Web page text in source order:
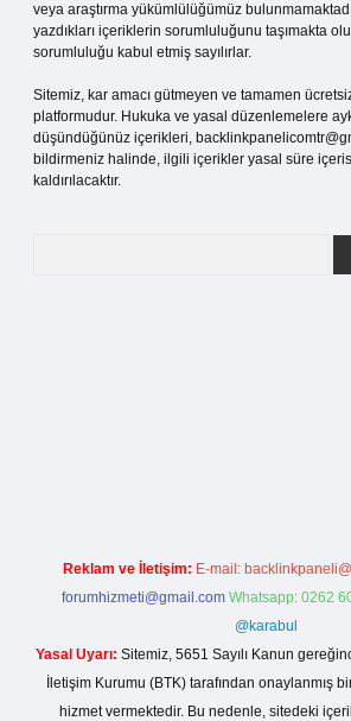
veya araştırma yükümlülüğümüz
yazdıkları içeriklerin sorumluluğunu taşımakta
sorumluluğu kabul etmiş sayılırlar.
Sitemiz, kar amacı gütmeyen ve tamamen
platformudur. Hukuka ve yasal düzenlemelere
düşündüğünüz içerikleri,
bildirmeniz halinde, ilgili içerikler yasal süre
kaldırılacaktır.
Reklam ve İletişim: E-mail:
forumhizmeti@gmail.com Whatsapp: 0262
@karabul
Yasal Uyarı: Sitemiz, 5651 Sayılı Kanun
İletişim Kurumu (BTK) tarafından onaylanmış
hizmet vermektedir. Bu nedenle, sitedeki